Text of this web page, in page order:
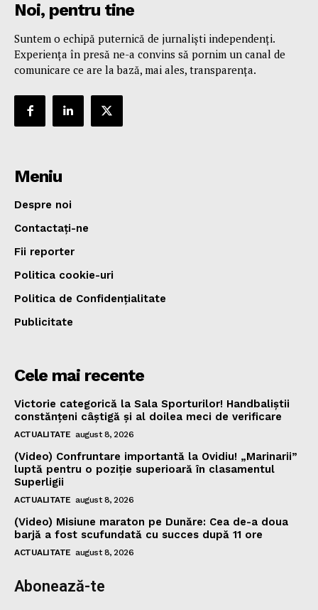
Noi, pentru tine
Suntem o echipă puternică de jurnaliști independenți.
Experiența în presă ne-a convins să pornim un canal de
comunicare ce are la bază, mai ales, transparența.
Meniu
Despre noi
Contactați-ne
Fii reporter
Politica cookie-uri
Politica de Confidențialitate
Publicitate
Cele mai recente
Victorie categorică la Sala Sporturilor! Handbaliștii
constănțeni câștigă și al doilea meci de verificare
ACTUALITATE august 8, 2026
(Video) Confruntare importantă la Ovidiu! „Marinarii”
luptă pentru o poziție superioară în clasamentul
Superligii
ACTUALITATE august 8, 2026
(Video) Misiune maraton pe Dunăre: Cea de-a doua
barjă a fost scufundată cu succes după 11 ore
ACTUALITATE august 8, 2026
Abonează-te